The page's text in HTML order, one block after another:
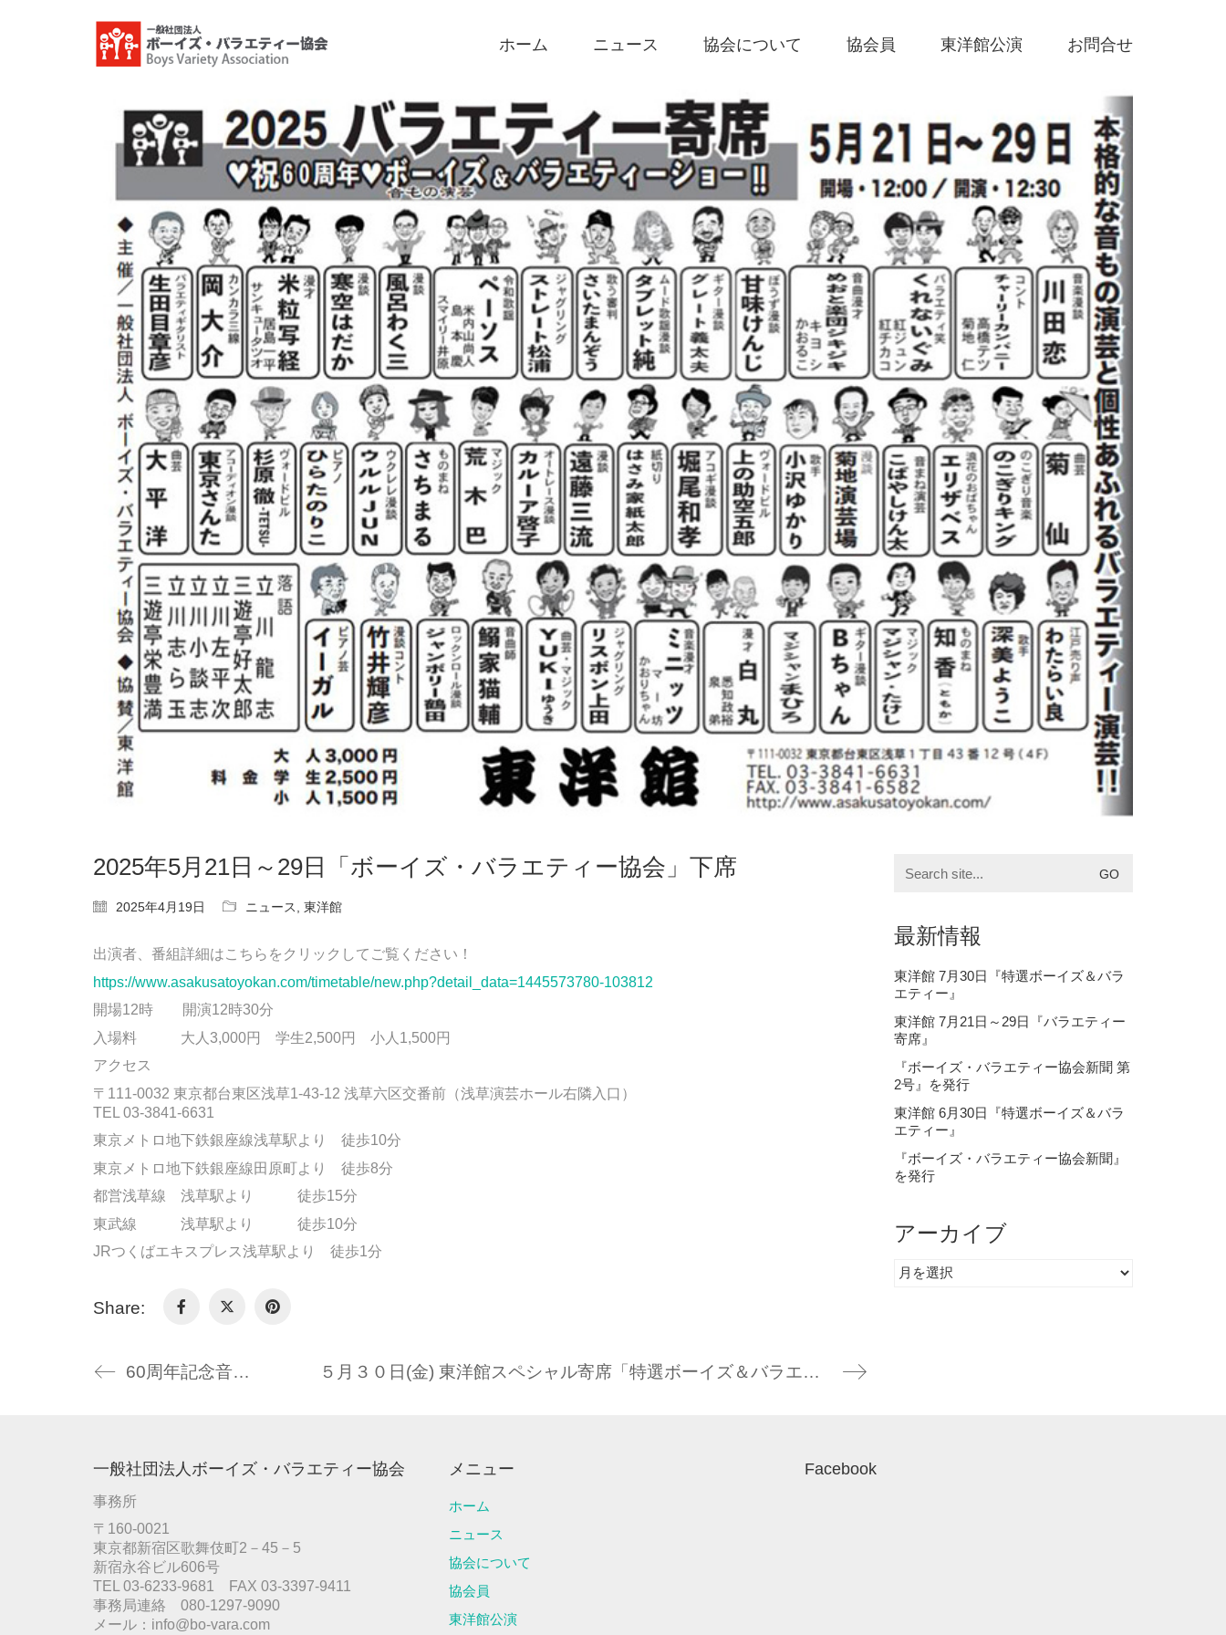
ホーム ニュース 協会について 協会員 東洋館公演 お問合せ
2025年5月21日～29日「ボーイズ・バラエティー協会」下席
2025年4月19日 ニュース, 東洋館
出演者、番組詳細はこちらをクリックしてご覧ください！
https://www.asakusatoyokan.com/timetable/new.php?detail_data=1445573780-103812
開場12時 開演12時30分
入場料 大人3,000円 学生2,500円 小人1,500円
アクセス
〒 111-0032 東京都台東区浅草1-43-12 浅草六区交番前（浅草演芸ホール右隣入口）
TEL 03-3841-6631
東京メトロ地下鉄銀座線浅草駅より 徒歩10分
東京メトロ地下鉄銀座線田原町より 徒歩8分
都営浅草線 浅草駅より 徒歩15分
東武線 浅草駅より 徒歩10分
JRつくばエキスプレス浅草駅より 徒歩1分
Share:
60周年記念音楽祭2 ５月３０日(金) 東洋館スペシャル寄席「特選ボーイズ＆バラエティー」
for:
最新情報
東洋館 7月30日『特選ボーイズ＆バラ
エティー』
東洋館 7月21日～29日『バラエティー
寄席』
『ボーイズ・バラエティー協会新聞 第
2号』を発行
東洋館 6月30日『特選ボーイズ＆バラ
エティー』
『ボーイズ・バラエティー協会新聞』
を発行
アーカイブ
ア
ー
一般社団法人ボーイズ・バラエティー協会
事務所
〒160-0021
東京都新宿区歌舞伎町2－45－5
新宿永谷ビル606号
TEL 03-6233-9681 FAX 03-3397-9411
事務局連絡 080-1297-9090
メール：info@bo-vara.com
メニュー
ホーム
ニュース
協会について
協会員
東洋館公演
Facebook